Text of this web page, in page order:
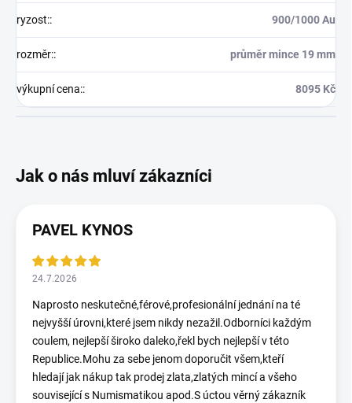
ryzost:: 900/1000 Au
rozměr:: průměr mince 19 mm
výkupní cena:: 8095 Kč
PAVEL KYNOS
24.7.2026
Naprosto neskutečné,férové,profesionální jednání na té
nejvyšší úrovni,které jsem nikdy nezažil.Odborníci každým
coulem, nejlepší široko daleko,řekl bych nejlepší v této
Republice.Mohu za sebe jenom doporučit všem,kteří
hledají jak nákup tak prodej zlata,zlatých mincí a všeho
související s Numismatikou apod.S úctou věrný zákazník